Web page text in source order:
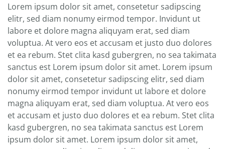
Lorem ipsum dolor sit amet, consetetur sadipscing
elitr, sed diam nonumy eirmod tempor. Invidunt ut
labore et dolore magna aliquyam erat, sed diam
voluptua. At vero eos et accusam et justo duo dolores
et ea rebum. Stet clita kasd gubergren, no sea takimata
sanctus est Lorem ipsum dolor sit amet. Lorem ipsum
dolor sit amet, consetetur sadipscing elitr, sed diam
nonumy eirmod tempor invidunt ut labore et dolore
magna aliquyam erat, sed diam voluptua. At vero eos
et accusam et justo duo dolores et ea rebum. Stet clita
kasd gubergren, no sea takimata sanctus est Lorem
ipsum dolor sit amet. Lorem ipsum dolor sit amet,